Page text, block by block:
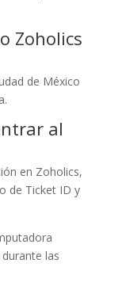
Zoholics
de México
al
en Zoholics,
de Ticket ID y
las